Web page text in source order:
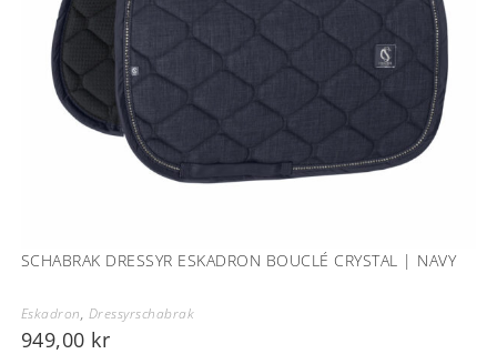
SCHABRAK DRESSYR ESKADRON BOUCLÉ CRYSTAL | NAVY
Eskadron, Dressyrschabrak
949,00 kr